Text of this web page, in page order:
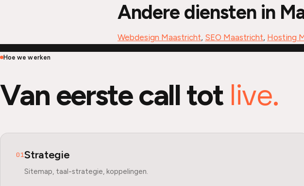
Andere diensten in
Webdesign Maastricht, SEO Maastricht, Hosting
Hoe we werken
Van eerste call tot live.
01Strategie
Sitemap, taal-strategie, koppelingen.